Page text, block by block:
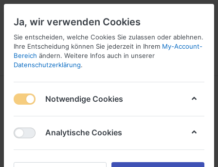
Menü Anmelden
16
Ja, wir verwenden Cookies
Sie entscheiden, welche Cookies Sie zulassen oder ablehnen.
Ihre Entscheidung können Sie jederzeit in Ihrem My-Account-
Bereich ändern. Weitere Infos auch in unserer
Datenschutzerklärung.
Notwendige Cookies
Analytische Cookies